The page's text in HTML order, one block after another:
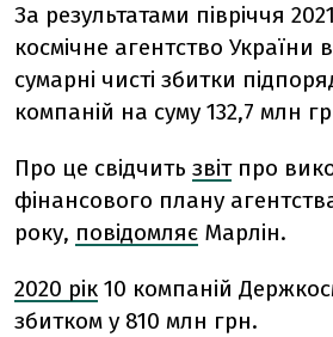
За результатами півріччя
космічне агентство України
сумарні чисті збитки
компаній на суму 132,7 млн
Про це свідчить звітпро
фінансового плану
року, повідомляє Марлін.
2020 рік 10 компаній
збитком у 810 млн грн.